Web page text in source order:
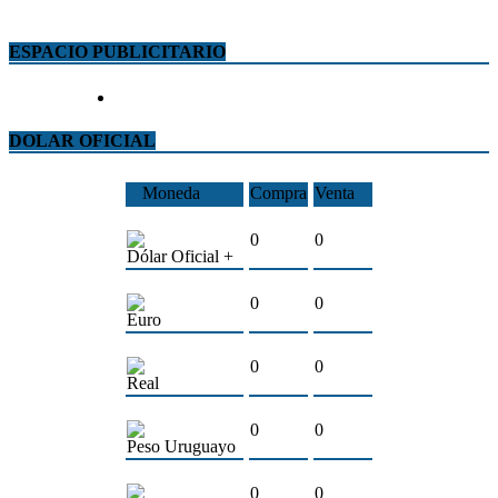
ESPACIO PUBLICITARIO
DOLAR OFICIAL
Moneda Compra Venta
Dólar Oficial +
0 0
Euro
0 0
Real
0 0
Peso Uruguayo
0 0
0 0